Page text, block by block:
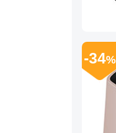
-34%